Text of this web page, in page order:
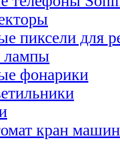
пиксели для
лампы
фонарики
кран